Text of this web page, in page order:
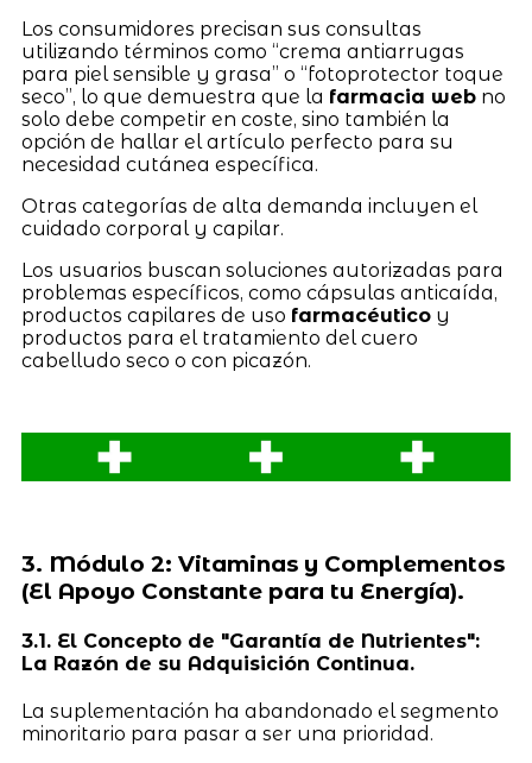
Los consumidores precisan sus consultas
utilizando términos como “crema antiarrugas
para piel sensible y grasa” o “fotoprotector toque
seco”, lo que demuestra que la farmacia webno
solo debe competir en coste, sino también la
opción de hallar el artículo perfecto para su
necesidad cutánea específica.
Otras categorías de alta demanda incluyen el
cuidado corporal y capilar.
Los usuarios buscan soluciones autorizadas para
problemas específicos, como cápsulas anticaída,
productos capilares de uso farmacéuticoy
productos para el tratamiento del cuero
cabelludo seco o con picazón.
3. Módulo 2: Vitaminas y Complementos
(El Apoyo Constante para tu Energía).
3.1. El Concepto de "Garantía de Nutrientes":
La Razón de su Adquisición Continua.
La suplementación ha abandonado el segmento
minoritario para pasar a ser una prioridad.